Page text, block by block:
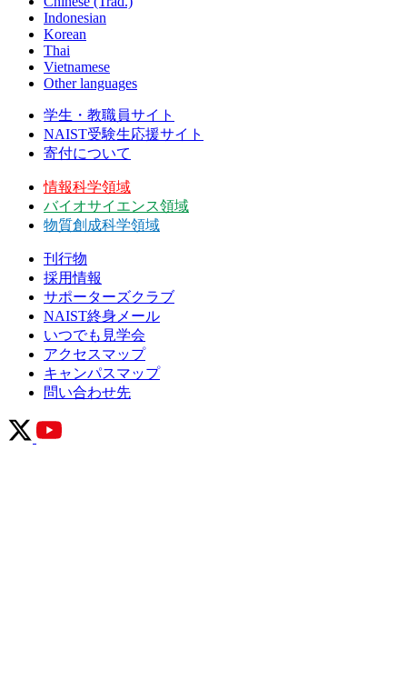
Indonesian
Korean
Thai
Vietnamese
Other languages
学生・教職員サイト
NAIST受験生応援サイト
寄付について
情報科学領域
バイオサイエンス領域
物質創成科学領域
刊行物
採用情報
サポーターズクラブ
NAIST終身メール
いつでも見学会
アクセスマップ
キャンパスマップ
問い合わせ先